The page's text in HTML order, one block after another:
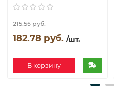
215.56 руб.
182.78 руб. /шт.
В корзину